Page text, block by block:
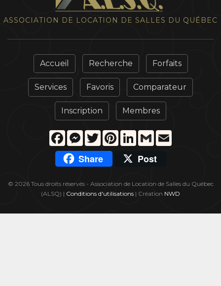
ASSOCIATION DE LOCATION DE SALLES DU QUÉBEC
Accueil Recherche Forfaits
Services Favoris Comparateur
Inscription Membres
FacebookMessenger
TwitterPinterestLinkedIn
Gmail
Share Post
© 2026 Tous droits réservés - Association de Location de Salles du Québec
(ALSQ) | Conditions d'utilisations | Création NWD